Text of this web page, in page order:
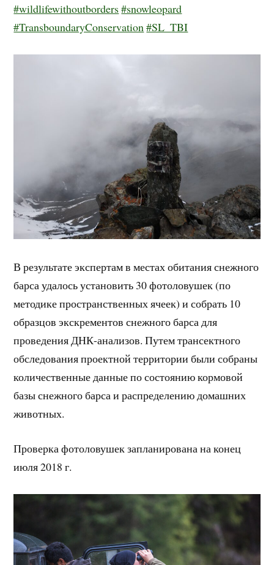
#wildlifewithoutborders#snowleopard
#TransboundaryConservation#SL_TBI
В результате экспертам в местах обитания снежного
барса удалось установить 30 фотоловушек (по
методике пространственных ячеек) и собрать 10
образцов экскрементов снежного барса для
проведения ДНК-анализов. Путем трансектного
обследования проектной территории были собраны
количественные данные по состоянию кормовой
базы снежного барса и распределению домашних
животных.
Проверка фотоловушек запланирована на конец
июля 2018 г.